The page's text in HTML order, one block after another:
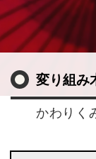
変り組み
かわりく